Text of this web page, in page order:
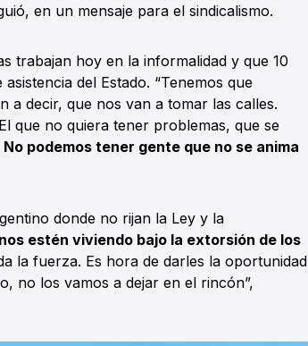
en un mensaje para el sindicalismo.
trabajan hoy en la informalidad y que 10
del Estado. “Tenemos que
a decir, que nos van a tomar las calles.
que no quiera tener problemas, que se
No podemos tener gente que no se anima
donde no rijan la Ley y la
estén viviendo bajo la extorsión de los
la fuerza. Es hora de darles la oportunidad
no los vamos a dejar en el rincón”,